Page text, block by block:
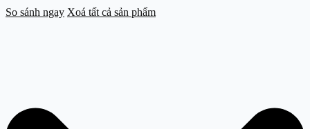
So sánh ngay Xoá tất cả sản phẩm